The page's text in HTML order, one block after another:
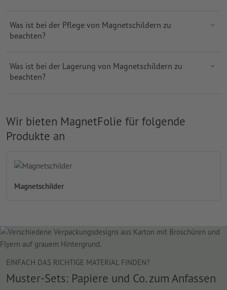
Was ist bei der Pflege von Magnetschildern zu
beachten?
Was ist bei der Lagerung von Magnetschildern zu
beachten?
Wir bieten MagnetFolie für folgende
Produkte an
Magnetschilder
EINFACH DAS RICHTIGE MATERIAL FINDEN?
Muster-Sets: Papiere und Co. zum Anfassen